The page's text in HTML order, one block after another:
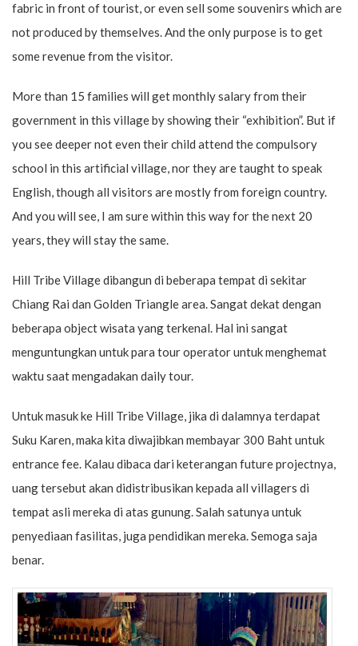
fabric in front of tourist, or even sell some souvenirs which are
not produced by themselves. And the only purpose is to get
some revenue from the visitor.
More than 15 families will get monthly salary from their
government in this village by showing their “exhibition”. But if
you see deeper not even their child attend the compulsory
school in this artificial village, nor they are taught to speak
English, though all visitors are mostly from foreign country.
And you will see, I am sure within this way for the next 20
years, they will stay the same.
Hill Tribe Village dibangun di beberapa tempat di sekitar
Chiang Rai dan Golden Triangle area. Sangat dekat dengan
beberapa object wisata yang terkenal. Hal ini sangat
menguntungkan untuk para tour operator untuk menghemat
waktu saat mengadakan daily tour.
Untuk masuk ke Hill Tribe Village, jika di dalamnya terdapat
Suku Karen, maka kita diwajibkan membayar 300 Baht untuk
entrance fee. Kalau dibaca dari keterangan future projectnya,
uang tersebut akan didistribusikan kepada all villagers di
tempat asli mereka di atas gunung. Salah satunya untuk
penyediaan fasilitas, juga pendidikan mereka. Semoga saja
benar.